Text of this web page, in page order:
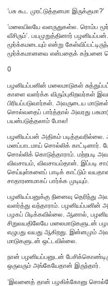
‘பசு கூட முரட்டுத்தனமா இருக்குமா?’
‘மலையிலயே வளருதுகள்ல. ரொம்ப
வீசிரும்’. பயமுறுத்தினார்
மூர்க்கமடையும் என்று
மூர்க்கமானவை என்பதைக் கற்பனை
0
பழனியப்பனின் மலைமாடுகள்
காளை வளர்க்க விரும்புகிறவர்கள்
பிரியப்படுவார்கள். அவருடைய
சொல்வதைப் பார்த்தால் அவரது
பயன்படுத்தலாம் போல!
பழனியப்பன் அதிகம்
மனப்பாடமாய் சொல்லிக் காட்டினார்.
சொல்லிக் கொடுத்தாராம். மற்றபடி
விவசாயம், விவசாயம்தான். இப்படி
செய்யுள்களைப் பாடிக் காட்டும்
சாதாரணமாகப் பார்க்க முடியும்.
பழனியப்பனுக்கு நினைவு தெரிந்து
வளர்த்து வந்தாராம். பழனியப்பனின்
பழகப் பிடிக்கவில்லை. ஆனால்,
சிறுவயதிலேயே மலைமாடுகளுடன்
எழுபது வயது ஆகிறது.
மாடுகளுடன் ஒட்டவில்லை.
நான் பழனியப்பனுடன்
ஒருவரும் அங்கேயேதான் இருந்தார்.
‘இவனைத் தான் பழகிக்கோனு